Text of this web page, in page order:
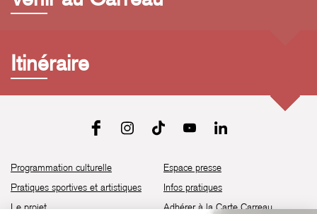
Itinéraire
Programmation culturelle
Pratiques sportives et artistiques
Le projet
Espace presse
Infos pratiques
Adhérer à la Carte Carreau